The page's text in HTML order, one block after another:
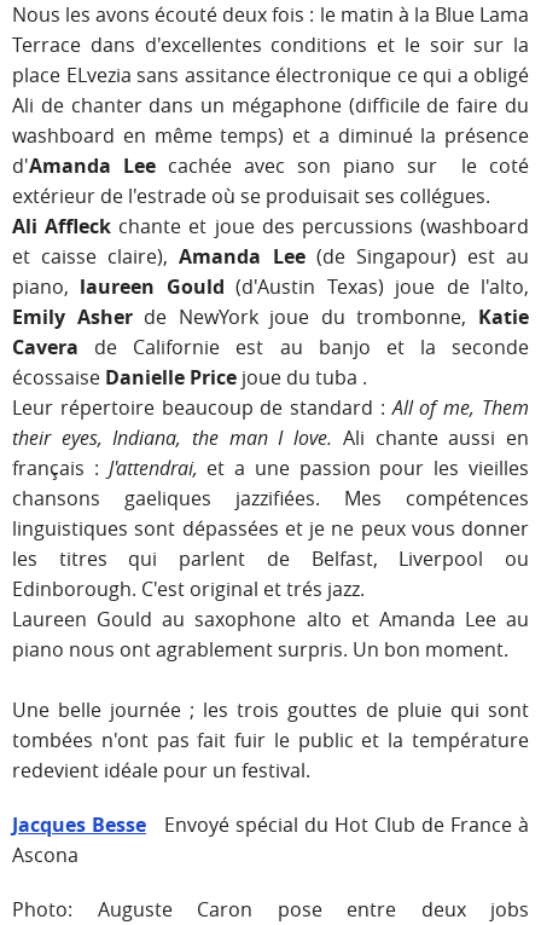
Nous les avons écouté deux fois : le matin à la Blue Lama
Terrace dans d'excellentes conditions et le soir sur la
place ELvezia sans assitance électronique ce qui a obligé
Ali de chanter dans un mégaphone (difficile de faire du
washboard en même temps) et a diminué la présence
d'Amanda Lee cachée avec son piano sur le coté
extérieur de l'estrade où se produisait ses collégues.
Ali Affleck chante et joue des percussions (washboard
et caisse claire),Amanda Lee(de Singapour) est au
piano, laureen Gould (d'Austin Texas) joue de l'alto,
Emily Asherde NewYork joue du trombonne, Katie
Cavera de Californie est au banjo et la seconde
écossaise Danielle Price joue du tuba .
Leur répertoire beaucoup de standard :All of me, Them
their eyes, Indiana, the man I love. Ali chante aussi en
français : J'attendrai, et a une passion pour les vieilles
chansons gaeliques jazzifiées. Mes compétences
linguistiques sont dépassées et je ne peux vous donner
les titres qui parlent de Belfast, Liverpool ou
Edinborough. C'est original et trés jazz.
Laureen Gould au saxophone alto et Amanda Lee au
piano nous ont agrablement surpris. Un bon moment.
Une belle journée ; les trois gouttes de pluie qui sont
tombées n'ont pas fait fuir le public et la température
redevient idéale pour un festival.
Jacques Besse Envoyé spécial du Hot Club de France à
Ascona
Photo: Auguste Caron pose entre deux jobs